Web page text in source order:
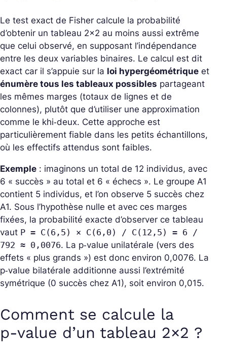
Le test exact de Fisher calcule la probabilité
d’obtenir un tableau 2×2 au moins aussi extrême
que celui observé, en supposant l’indépendance
entre les deux variables binaires. Le calcul est dit
exact car il s’appuie sur la loi hypergéométrique et
énumère tous les tableaux possibles partageant
les mêmes marges (totaux de lignes et de
colonnes), plutôt que d’utiliser une approximation
comme le khi‑deux. Cette approche est
particulièrement fiable dans les petits échantillons,
où les effectifs attendus sont faibles.
Exemple : imaginons un total de 12 individus, avec
6 « succès » au total et 6 « échecs ». Le groupe A1
contient 5 individus, et l’on observe 5 succès chez
A1. Sous l’hypothèse nulle et avec ces marges
fixées, la probabilité exacte d’observer ce tableau
vaut P = C(6,5) × C(6,0) / C(12,5) = 6 /
792 ≈ 0,0076. La p‑value unilatérale (vers des
effets « plus grands ») est donc environ 0,0076. La
p‑value bilatérale additionne aussi l’extrémité
symétrique (0 succès chez A1), soit environ 0,015.
Comment se calcule la
p‑value d’un tableau 2×2 ?